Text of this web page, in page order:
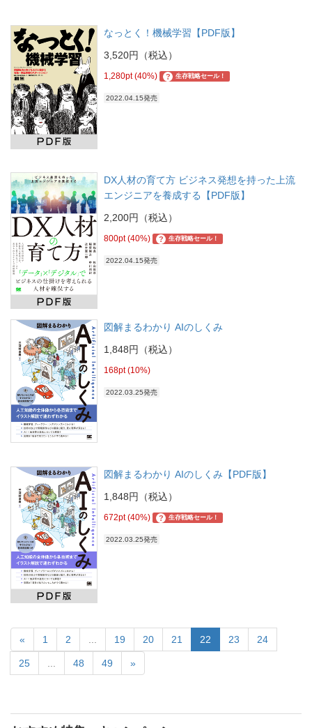
なっとく！機械学習【PDF版】
3,520円（税込）
1,280pt (40%) ? 生存戦略セール！
2022.04.15発売
DX人材の育て方 ビジネス発想を持った上流
エンジニアを養成する【PDF版】
2,200円（税込）
800pt (40%) ? 生存戦略セール！
2022.04.15発売
図解まるわかり AIのしくみ
1,848円（税込）
168pt (10%)
2022.03.25発売
図解まるわかり AIのしくみ【PDF版】
1,848円（税込）
672pt (40%) ? 生存戦略セール！
2022.03.25発売
« 1 2 19 20 21 22 23 24
25 48 49 »